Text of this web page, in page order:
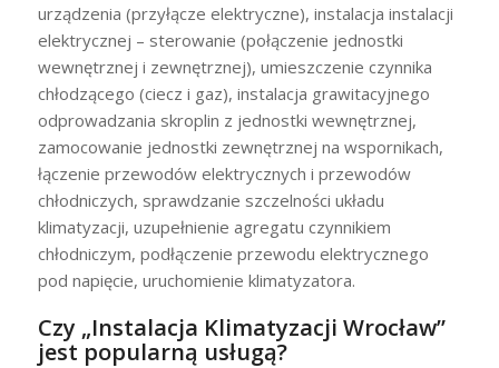
urządzenia (przyłącze elektryczne), instalacja instalacji
elektrycznej – sterowanie (połączenie jednostki
wewnętrznej i zewnętrznej), umieszczenie czynnika
chłodzącego (ciecz i gaz), instalacja grawitacyjnego
odprowadzania skroplin z jednostki wewnętrznej,
zamocowanie jednostki zewnętrznej na wspornikach,
łączenie przewodów elektrycznych i przewodów
chłodniczych, sprawdzanie szczelności układu
klimatyzacji, uzupełnienie agregatu czynnikiem
chłodniczym, podłączenie przewodu elektrycznego
pod napięcie, uruchomienie klimatyzatora.
Czy „Instalacja Klimatyzacji Wrocław”
jest popularną usługą?